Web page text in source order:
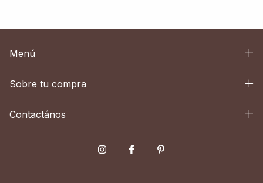
Menú
Sobre tu compra
Contactános